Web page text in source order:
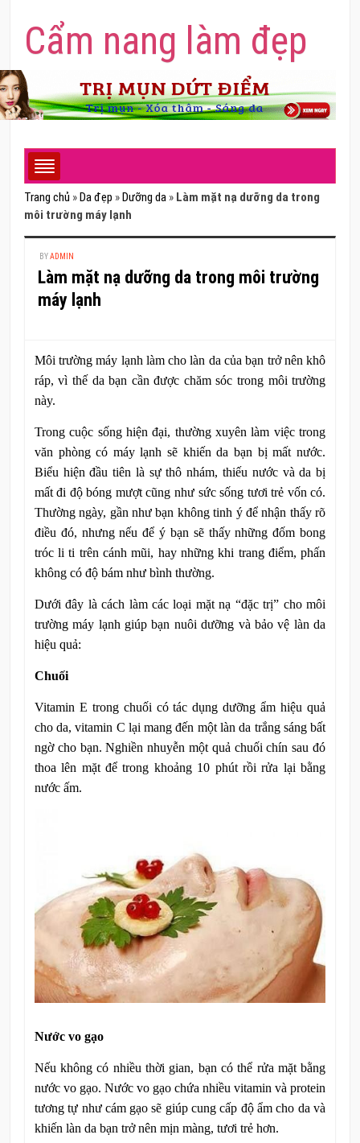
Cẩm nang làm đẹp
Trang chủ » Da đẹp » Dưỡng da » Làm mặt nạ dưỡng da trong
môi trường máy lạnh
BYADMIN
Làm mặt nạ dưỡng da trong môi trường
máy lạnh
Môi trường máy lạnh làm cho làn da của bạn trở nên khô
ráp, vì thế da bạn cần được chăm sóc trong môi trường
này.
Trong cuộc sống hiện đại, thường xuyên làm việc trong
văn phòng có máy lạnh sẽ khiến da bạn bị mất nước.
Biểu hiện đầu tiên là sự thô nhám, thiếu nước và da bị
mất đi độ bóng mượt cũng như sức sống tươi trẻ vốn có.
Thường ngày, gần như bạn không tinh ý để nhận thấy rõ
điều đó, nhưng nếu để ý bạn sẽ thấy những đốm bong
tróc li ti trên cánh mũi, hay những khi trang điểm, phấn
không có độ bám như bình thường.
Dưới đây là cách làm các loại mặt nạ “đặc trị” cho môi
trường máy lạnh giúp bạn nuôi dưỡng và bảo vệ làn da
hiệu quả:
Chuối
Vitamin E trong chuối có tác dụng dưỡng ẩm hiệu quả
cho da, vitamin C lại mang đến một làn da trắng sáng bất
ngờ cho bạn. Nghiền nhuyễn một quả chuối chín sau đó
thoa lên mặt để trong khoảng 10 phút rồi rửa lại bằng
nước ấm.
Nước vo gạo
Nếu không có nhiều thời gian, bạn có thể rửa mặt bằng
nước vo gạo. Nước vo gạo chứa nhiều vitamin và protein
tương tự như cám gạo sẽ giúp cung cấp độ ẩm cho da và
khiến làn da bạn trở nên mịn màng, tươi trẻ hơn.